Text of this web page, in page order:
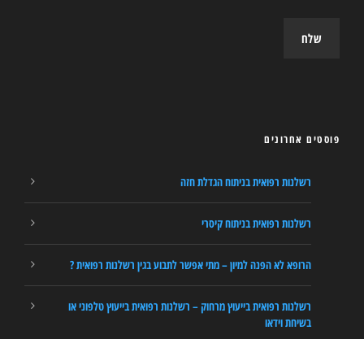
פוסטים אחרונים
רשלנות רפואית בניתוח הגדלת חזה
רשלנות רפואית בניתוח קיסרי
הרופא לא הפנה למיון – מתי אפשר לתבוע בגין רשלנות רפואית ?
רשלנות רפואית בייעוץ מרחוק – רשלנות רפואית בייעוץ טלפוני או
בשיחת וידאו